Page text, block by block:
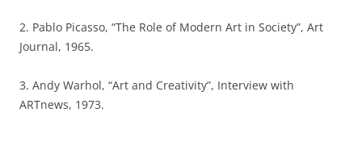
2. Pablo Picasso, “The Role of Modern Art in Society”, Art
Journal, 1965.
3. Andy Warhol, “Art and Creativity”, Interview with
ARTnews, 1973.